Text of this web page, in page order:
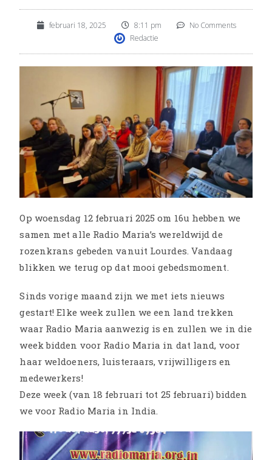
februari 18, 2025 8:11 pm
No Comments
Redactie
Op woensdag 12 februari 2025 om 16u hebben we
samen met alle Radio Maria’s wereldwijd de
rozenkrans gebeden vanuit Lourdes. Vandaag
blikken we terug op dat mooi gebedsmoment.
Sinds vorige maand zijn we met iets nieuws
gestart! Elke week zullen we een land trekken
waar Radio Maria aanwezig is en zullen we in die
week bidden voor Radio Maria in dat land, voor
haar weldoeners, luisteraars, vrijwilligers en
medewerkers!
Deze week (van 18 februari tot 25 februari) bidden
we voor Radio Maria in India.